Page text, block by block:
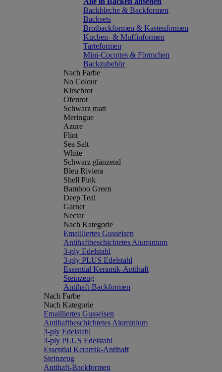
Backbleche & Backformen
Backsets
Brotbackformen & Kastenformen
Kuchen- & Muffinformen
Tarteformen
Mini-Cocottes & Förmchen
Backzubehör
Nach Farbe
No Colour
Kirschrot
Ofenrot
Schwarz matt
Meringue
Azure
Flint
Sea Salt
White
Schwarz glänzend
Bleu Riviera
Shell Pink
Bamboo Green
Deep Teal
Garnet
Nectar
Nach Kategorie
Emailliertes Gusseisen
Antihaftbeschichtetes Aluminium
3-ply Edelstahl
3-ply PLUS Edelstahl
Essential Keramik-Antihaft
Steinzeug
Antihaft-Backformen
Nach Farbe
Nach Kategorie
Emailliertes Gusseisen
Antihaftbeschichtetes Aluminium
3-ply Edelstahl
3-ply PLUS Edelstahl
Essential Keramik-Antihaft
Steinzeug
Antihaft-Backformen